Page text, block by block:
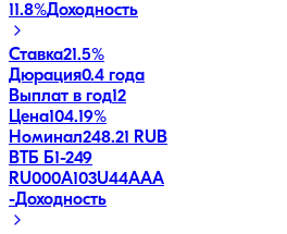
11.8%Доходность
Ставка21.5%
Дюрация0.4 года
Выплат в год12
Цена104.19%
Номинал248.21 RUB
ВТБ Б1-249
RU000A103U44AAA
-Доходность